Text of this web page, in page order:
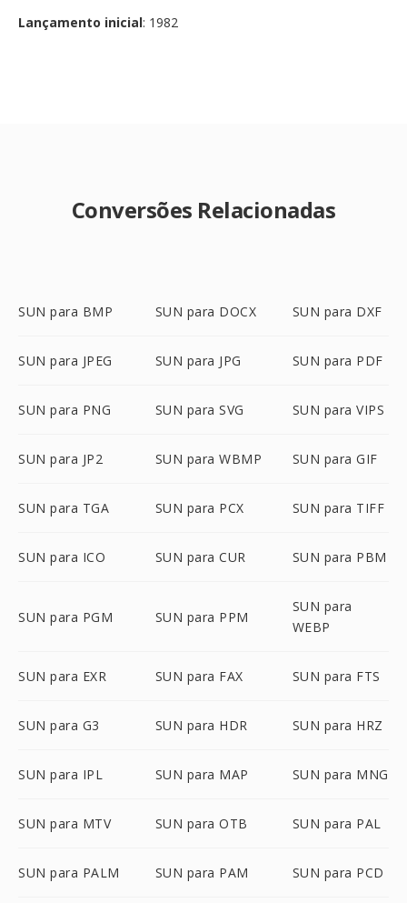
Lançamento inicial: 1982
Conversões Relacionadas
SUN para BMP SUN para DOCX SUN para DXF
SUN para JPEG SUN para JPG SUN para PDF
SUN para PNG SUN para SVG SUN para VIPS
SUN para JP2 SUN para WBMP SUN para GIF
SUN para TGA SUN para PCX SUN para TIFF
SUN para ICO SUN para CUR SUN para PBM
SUN para PGM SUN para PPM
SUN para
WEBP
SUN para EXR SUN para FAX SUN para FTS
SUN para G3 SUN para HDR SUN para HRZ
SUN para IPL SUN para MAP SUN para MNG
SUN para MTV SUN para OTB SUN para PAL
SUN para PALM SUN para PAM SUN para PCD